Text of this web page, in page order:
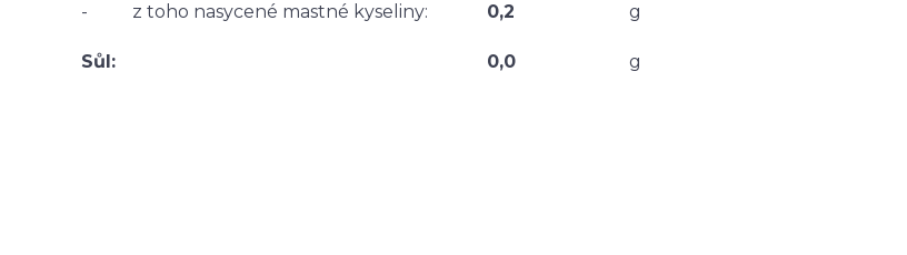
- z toho nasycené mastné kyseliny: 0,2 g
Sůl: 0,0 g